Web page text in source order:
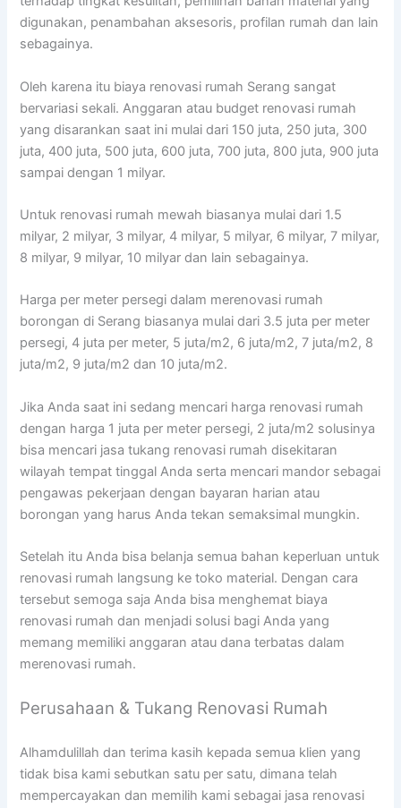
digunakan, penambahan aksesoris, profilan rumah dan lain
sebagainya.
Oleh karena itu biaya renovasi rumah Serang sangat
bervariasi sekali. Anggaran atau budget renovasi rumah
yang disarankan saat ini mulai dari 150 juta, 250 juta, 300
juta, 400 juta, 500 juta, 600 juta, 700 juta, 800 juta, 900 juta
sampai dengan 1 milyar.
Untuk renovasi rumah mewah biasanya mulai dari 1.5
milyar, 2 milyar, 3 milyar, 4 milyar, 5 milyar, 6 milyar, 7 milyar,
8 milyar, 9 milyar, 10 milyar dan lain sebagainya.
Harga per meter persegi dalam merenovasi rumah
borongan di Serang biasanya mulai dari 3.5 juta per meter
persegi, 4 juta per meter, 5 juta/m2, 6 juta/m2, 7 juta/m2, 8
juta/m2, 9 juta/m2 dan 10 juta/m2.
Jika Anda saat ini sedang mencari harga renovasi rumah
dengan harga 1 juta per meter persegi, 2 juta/m2 solusinya
bisa mencari jasa tukang renovasi rumah disekitaran
wilayah tempat tinggal Anda serta mencari mandor sebagai
pengawas pekerjaan dengan bayaran harian atau
borongan yang harus Anda tekan semaksimal mungkin.
Setelah itu Anda bisa belanja semua bahan keperluan untuk
renovasi rumah langsung ke toko material. Dengan cara
tersebut semoga saja Anda bisa menghemat biaya
renovasi rumah dan menjadi solusi bagi Anda yang
memang memiliki anggaran atau dana terbatas dalam
merenovasi rumah.
Perusahaan & Tukang Renovasi Rumah
Alhamdulillah dan terima kasih kepada semua klien yang
tidak bisa kami sebutkan satu per satu, dimana telah
mempercayakan dan memilih kami sebagai jasa renovasi